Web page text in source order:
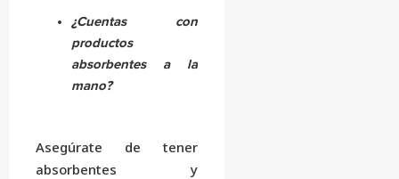
¿Cuentas con
productos
absorbentes a la
mano?
Asegúrate de tener
absorbentes y